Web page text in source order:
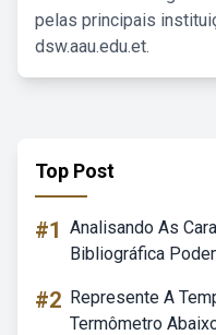
pelas principais
dsw.aau.edu.et.
Top Post
#1 Analisando As
Bibliográfica
#2 Represente A
Termômetro